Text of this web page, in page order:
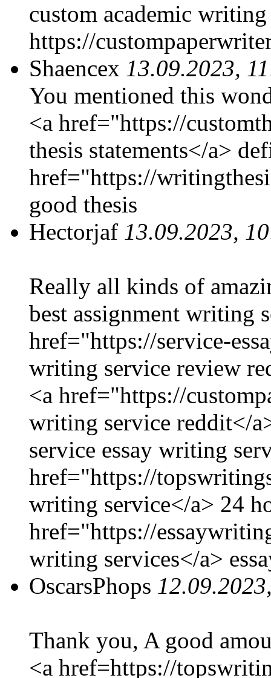
custom academic writing
https://
Shaencex 13.09.2023,
You mentioned this
<a href="https://
thesis statements</a>
href="https://
good thesis
Hectorjaf 13.09.2023,
Really all kinds of
best assignment writing
href="https://service-
writing service review
<a href="https://
writing service reddit</
service essay writing
href="https://
writing service</a> 24
href="https://
writing services</a>
OscarsPhops
Thank you, A good
<a href=https://